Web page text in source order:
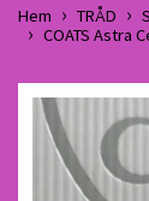
Hem TRÅD
COATS Astra